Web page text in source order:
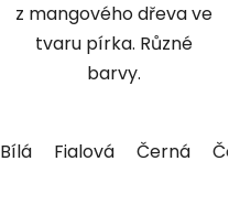
z mangového dřeva ve
tvaru pírka. Různé
barvy.
Bílá Fialová Černá